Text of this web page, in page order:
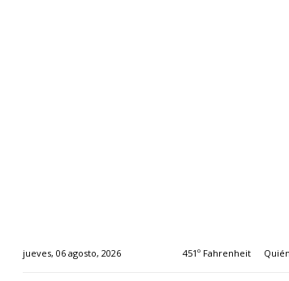
jueves, 06 agosto, 2026 451º Fahrenheit